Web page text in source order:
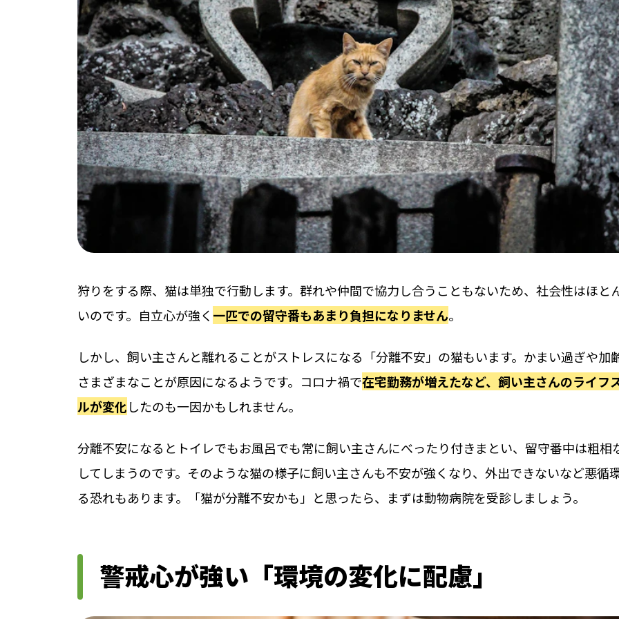
狩りをする際、猫は単独で行動します。群れや仲間で協力し合うこともないため、社会性はほと
いのです。自立心が強く 一匹での留守番もあまり負担になりません。
しかし、飼い主さんと離れることがストレスになる「分離不安」の猫もいます。かまい過ぎや加
さまざまなことが原因になるようです。コロナ禍で在宅勤務が増えたなど、飼い主さんのライフ
ルが変化したのも一因かもしれません。
分離不安になるとトイレでもお風呂でも常に飼い主さんにべったり付きまとい、留守番中は粗相
してしまうのです。そのような猫の様子に飼い主さんも不安が強くなり、外出できないなど悪循
る恐れもあります。「猫が分離不安かも」と思ったら、まずは動物病院を受診しましょう。
警戒心が強い「環境の変化に配慮」